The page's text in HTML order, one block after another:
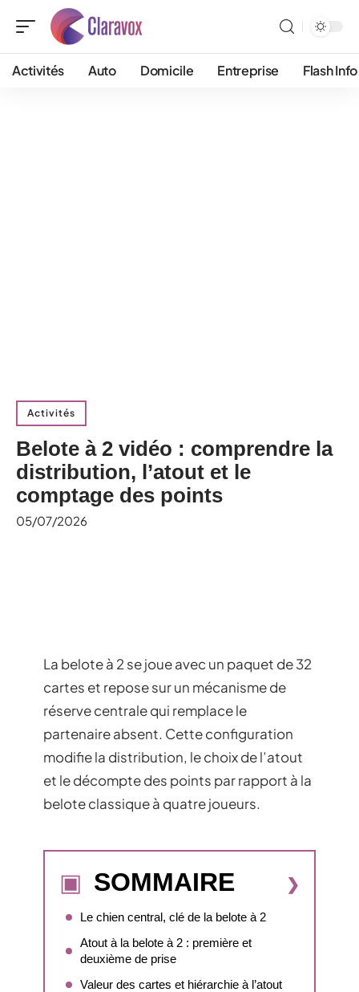
Activités Auto Domicile Entreprise Flash Info
Activités
Belote à 2 vidéo : comprendre la
distribution, l’atout et le
comptage des points
05/07/2026
La belote à 2 se joue avec un paquet de 32
cartes et repose sur un mécanisme de
réserve centrale qui remplace le
partenaire absent. Cette configuration
modifie la distribution, le choix de l’atout
et le décompte des points par rapport à la
belote classique à quatre joueurs.
SOMMAIRE
Le chien central, clé de la belote à 2
Atout à la belote à 2 : première et
deuxième de prise
Valeur des cartes et hiérarchie à l’atout